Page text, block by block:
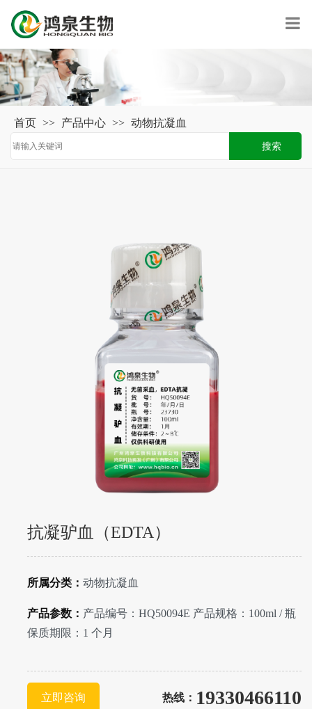
首页 >> 产品中心 >> 动物抗凝血
抗凝驴血（EDTA）
所属分类： 动物抗凝血
产品参数： 产品编号：HQ50094E 产品规格：100ml / 瓶
保质期限：1 个月
立即咨询 热线： 19330466110